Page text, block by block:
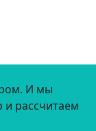
И мы
рассчитаем